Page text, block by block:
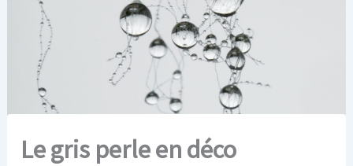
Le gris perle en déco